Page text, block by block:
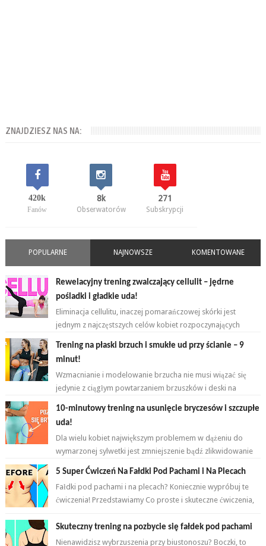
ZNAJDZIESZ NAS NA:
420k
Fanów
8k
Obserwatorów
271
Subskrypcji
POPULARNE NAJNOWSZE KOMENTOWANE
Rewelacyjny trening zwalczający cellulit – jędrne
pośladki i gładkie uda!
Eliminacja cellulitu, inaczej pomarańczowej skórki jest
jednym z najczęstszych celów kobiet rozpoczynających
Trening na płaski brzuch i smukłe ud przy ścianie – 9
minut!
Wzmacnianie i modelowanie brzucha nie musi wiązać się
jedynie z ciągłym powtarzaniem brzuszków i deski na
10-minutowy trening na usunięcie bryczesów i szczupłe
uda!
Dla wielu kobiet największym problemem w dążeniu do
wymarzonej sylwetki jest zmniejszenie bądź zlikwidowanie
tkanki tłuszczowej w okoli...
5 Super Ćwiczeń Na Fałdki Pod Pachami i Na Plecach
Fałdki pod pachami i na plecach? Koniecznie wypróbuj te
ćwiczenia! Przedstawiamy Co proste i skuteczne ćwiczenia,
Skuteczny trening na pozbycie się fałdek pod pachami
Nienawidzisz wybrzuszenia przy biustonoszu? Boczki, to